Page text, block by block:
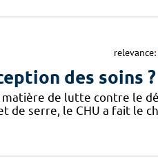
relevance:
des soins ?
matière de lutte contre le
de serre, le CHU a fait le